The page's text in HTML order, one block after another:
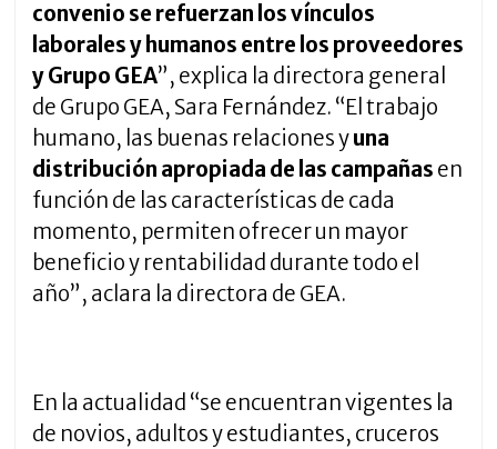
convenio se refuerzan los vínculos
laborales y humanos entre los proveedores
y Grupo GEA”, explica la directora general
de Grupo GEA, Sara Fernández. “El trabajo
humano, las buenas relaciones yuna
distribución apropiada de las campañas en
función de las características de cada
momento, permiten ofrecer un mayor
beneficio y rentabilidad durante todo el
año”, aclara la directora de GEA.
En la actualidad “se encuentran vigentes la
de novios, adultos y estudiantes, cruceros